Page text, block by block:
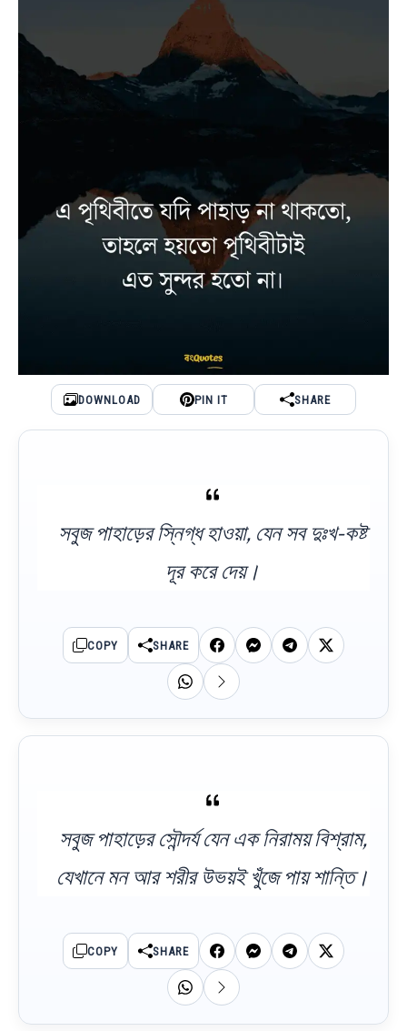
DOWNLOAD PIN IT SHARE
সবুজ পাহাড়ের স্নিগ্ধ হাওয়া, যেন সব দুঃখ-কষ্ট
দূর করে দেয়।
COPY SHARE
সবুজ পাহাড়ের সৌন্দর্য যেন এক নিরাময় বিশ্রাম,
যেখানে মন আর শরীর উভয়ই খুঁজে পায় শান্তি।
COPY SHARE